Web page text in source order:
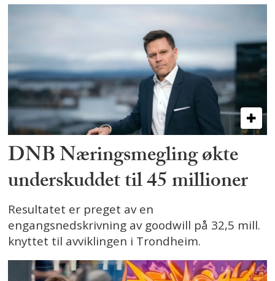
DNB Næringsmegling økte
underskuddet til 45 millioner
Resultatet er preget av en
engangsnedskrivning av goodwill på 32,5 mill.
knyttet til avviklingen i Trondheim.